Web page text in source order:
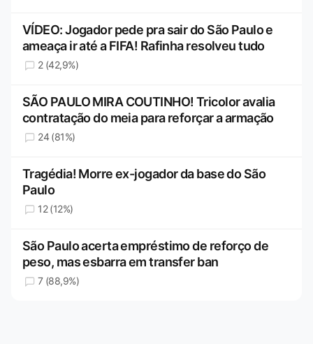
VÍDEO: Jogador pede pra sair do São Paulo e
ameaça ir até a FIFA! Rafinha resolveu tudo
2 (42,9%)
SÃO PAULO MIRA COUTINHO! Tricolor avalia
contratação do meia para reforçar a armação
24 (81%)
Tragédia! Morre ex-jogador da base do São
Paulo
12 (12%)
São Paulo acerta empréstimo de reforço de
peso, mas esbarra em transfer ban
7 (88,9%)